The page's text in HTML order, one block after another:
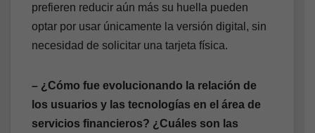
prefieren reducir aún más su huella pueden
optar por usar únicamente la versión digital, sin
necesidad de solicitar una tarjeta física.
– ¿Cómo fue evolucionando la relación de
los usuarios y las tecnologías en el área de
servicios financieros? ¿Cuáles son las